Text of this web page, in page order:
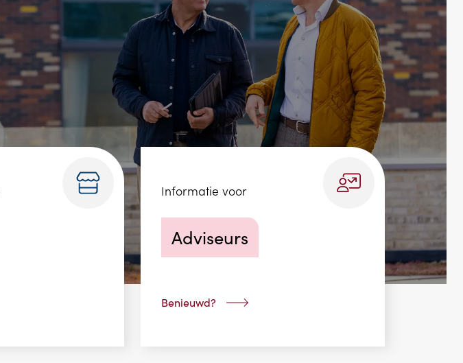
Informatie voor
Adviseurs
Benieuwd?